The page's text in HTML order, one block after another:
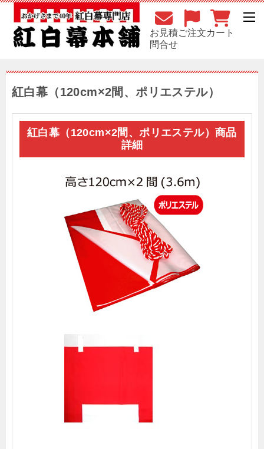
お見積
問合せ
ご注文カート
紅白幕（120cm×2間、ポリエステル）
紅白幕（120cm×2間、ポリエステル）商品
詳細